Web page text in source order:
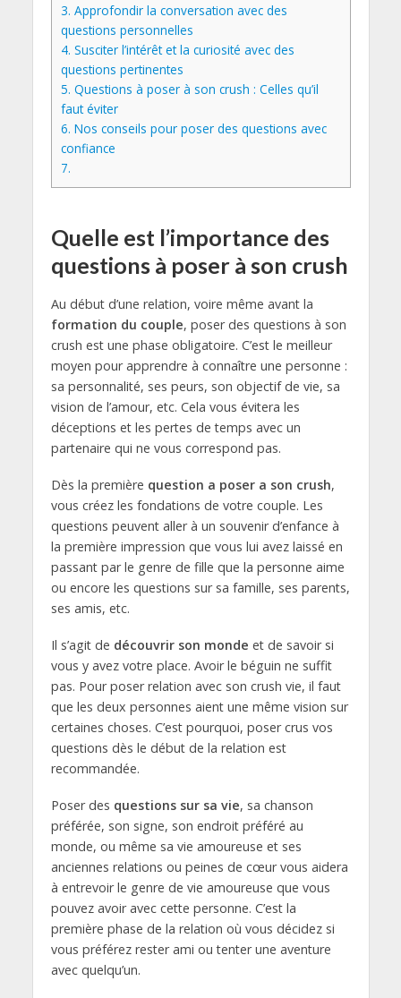
3. Approfondir la conversation avec des
questions personnelles
4. Susciter l’intérêt et la curiosité avec des
questions pertinentes
5. Questions à poser à son crush : Celles qu’il
faut éviter
6. Nos conseils pour poser des questions avec
confiance
7.
Quelle est l’importance des
questions à poser à son crush
Au début d’une relation, voire même avant la
formation du couple, poser des questions à son
crush est une phase obligatoire. C’est le meilleur
moyen pour apprendre à connaître une personne :
sa personnalité, ses peurs, son objectif de vie, sa
vision de l’amour, etc. Cela vous évitera les
déceptions et les pertes de temps avec un
partenaire qui ne vous correspond pas.
Dès la première question a poser a son crush,
vous créez les fondations de votre couple. Les
questions peuvent aller à un souvenir d’enfance à
la première impression que vous lui avez laissé en
passant par le genre de fille que la personne aime
ou encore les questions sur sa famille, ses parents,
ses amis, etc.
Il s’agit de découvrir son monde et de savoir si
vous y avez votre place. Avoir le béguin ne suffit
pas. Pour poser relation avec son crush vie, il faut
que les deux personnes aient une même vision sur
certaines choses. C’est pourquoi, poser crus vos
questions dès le début de la relation est
recommandée.
Poser des questions sur sa vie, sa chanson
préférée, son signe, son endroit préféré au
monde, ou même sa vie amoureuse et ses
anciennes relations ou peines de cœur vous aidera
à entrevoir le genre de vie amoureuse que vous
pouvez avoir avec cette personne. C’est la
première phase de la relation où vous décidez si
vous préférez rester ami ou tenter une aventure
avec quelqu’un.